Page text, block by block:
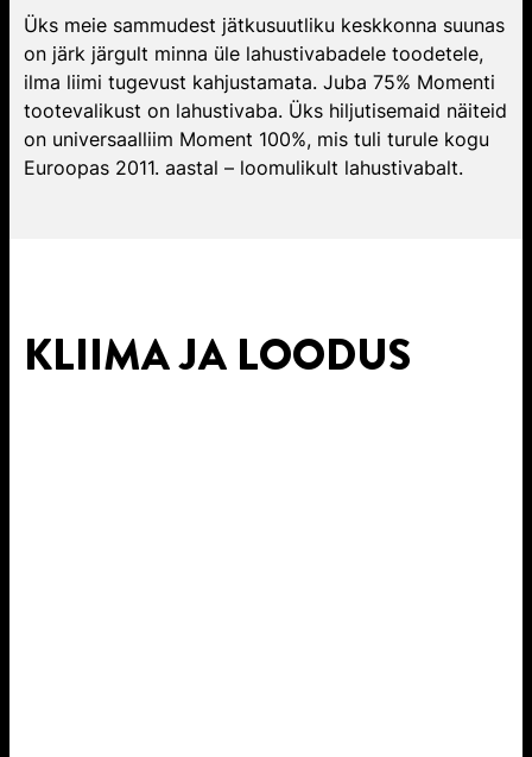
Üks meie sammudest jätkusuutliku keskkonna suunas
on järk järgult minna üle lahustivabadele toodetele,
ilma liimi tugevust kahjustamata. Juba 75% Momenti
tootevalikust on lahustivaba. Üks hiljutisemaid näiteid
on universaalliim Moment 100%, mis tuli turule kogu
Euroopas 2011. aastal – loomulikult lahustivabalt.
KLIIMA JA LOODUS